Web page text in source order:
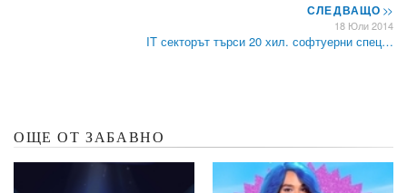
СЛЕДВАЩО>>
18 Юли 2014
IT секторът търси 20 хил. софтуерни спец…
ОЩЕ ОТ ЗАБАВНО